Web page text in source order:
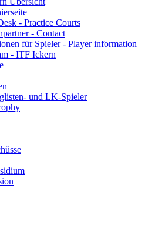
- Practice Courts
- Contact
für Spieler - Player information
- ITF Ickern
und LK-Spieler